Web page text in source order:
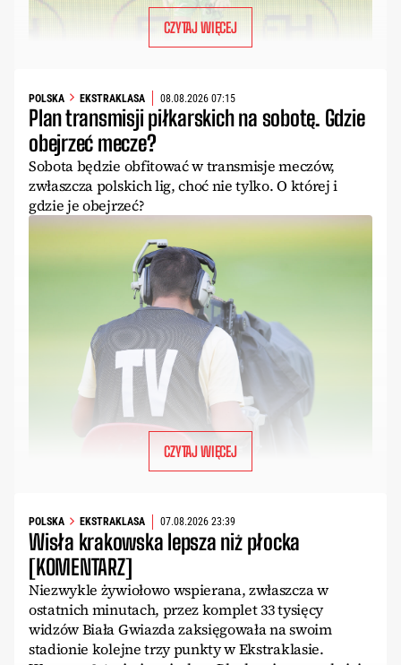
CZYTAJ WIĘCEJ
POLSKA EKSTRAKLASA 08.08.2026 07:15
Plan transmisji piłkarskich na sobotę. Gdzie
obejrzeć mecze?
Sobota będzie obfitować w transmisje meczów,
zwłaszcza polskich lig, choć nie tylko. O której i
gdzie je obejrzeć?
CZYTAJ WIĘCEJ
POLSKA EKSTRAKLASA 07.08.2026 23:39
Wisła krakowska lepsza niż płocka
[KOMENTARZ]
Niezwykle żywiołowo wspierana, zwłaszcza w
ostatnich minutach, przez komplet 33 tysięcy
widzów Biała Gwiazda zaksięgowała na swoim
stadionie kolejne trzy punkty w Ekstraklasie.